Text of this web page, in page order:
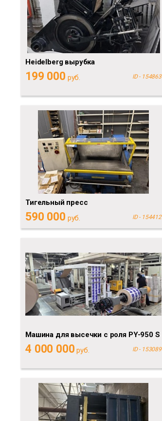
Heidelberg вырубка
199 000 руб. ID - 154863
Тигельный пресс
590 000 руб. ID - 154412
Машина для высечки с роля PY-950 S
4 000 000 руб. ID - 153089